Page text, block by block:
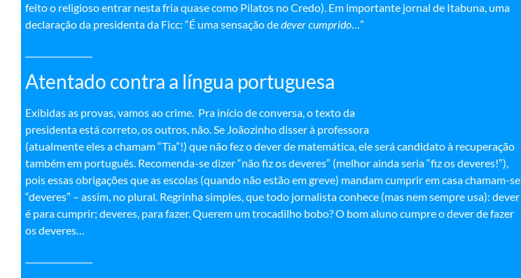
feito o religioso entrar nesta fria quase como Pilatos no Credo). Em importante jornal de Itabuna, uma
declaração da presidenta da Ficc: “É uma sensação dedever cumprido…”
Atentado contra a língua portuguesa
Exibidas as provas, vamos ao crime. Pra início de conversa, o texto da
presidenta está correto, os outros, não. Se Joãozinho disser à professora
(atualmente eles a chamam “Tia”!) que não fez o dever de matemática, ele será candidato à recuperação
também em português. Recomenda-se dizer “não fiz os deveres” (melhor ainda seria “fiz os deveres!”),
pois essas obrigações que as escolas (quando não estão em greve) mandam cumprir em casa chamam-se
“deveres” – assim, no plural. Regrinha simples, que todo jornalista conhece (mas nem sempre usa): dever
é para cumprir; deveres, para fazer. Querem um trocadilho bobo? O bom aluno cumpre o dever de fazer
os deveres…